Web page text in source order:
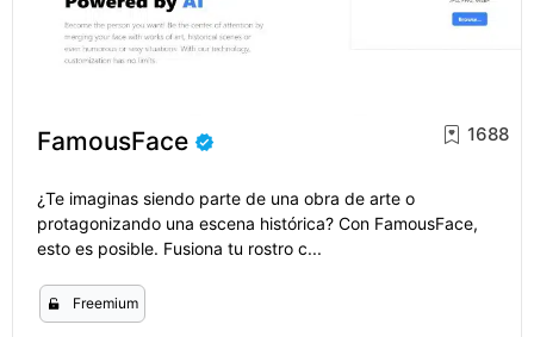
FamousFace 1688
¿Te imaginas siendo parte de una obra de arte o
protagonizando una escena histórica? Con FamousFace,
esto es posible. Fusiona tu rostro c...
Freemium